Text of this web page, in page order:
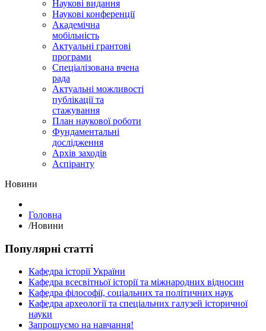
Наукові видання
Наукові конференції
Академічна
мобільність
Актуальні грантові
програми
Спеціалізована вчена
рада
Актуальні можливості
публікації та
стажування
План наукової роботи
Фундаментальні
дослідження
Архів заходів
Аспіранту
Hовини
Головна
/Hовини
Популярні статті
Кафедра історії України
Кафедра всесвітньої історії та міжнародних відносин
Кафедра філософії, соціальних та політичних наук
Кафедра археології та спеціальних галузей історичної
науки
Запрошуємо на навчання!